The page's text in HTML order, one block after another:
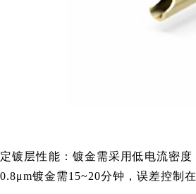
镀层性能：镀金需采用低电流密
镀金需15~20分钟，误差控制